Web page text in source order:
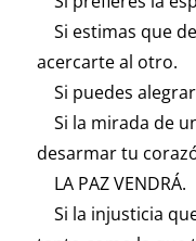
Si estimas que
acercarte al otro.
Si puedes
Si la mirada de
desarmar tu
LA PAZ VENDRÁ.
Si la injusticia